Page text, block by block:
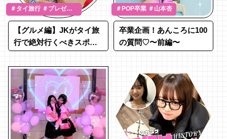
＃タイ旅行 ＃プレゼン
ト
【グルメ編】JKがタイ旅
行で絶対行くべきスポッ
＃POP卒業 ＃山本杏
卒業企画！あんころに100
の質問♡〜前編〜